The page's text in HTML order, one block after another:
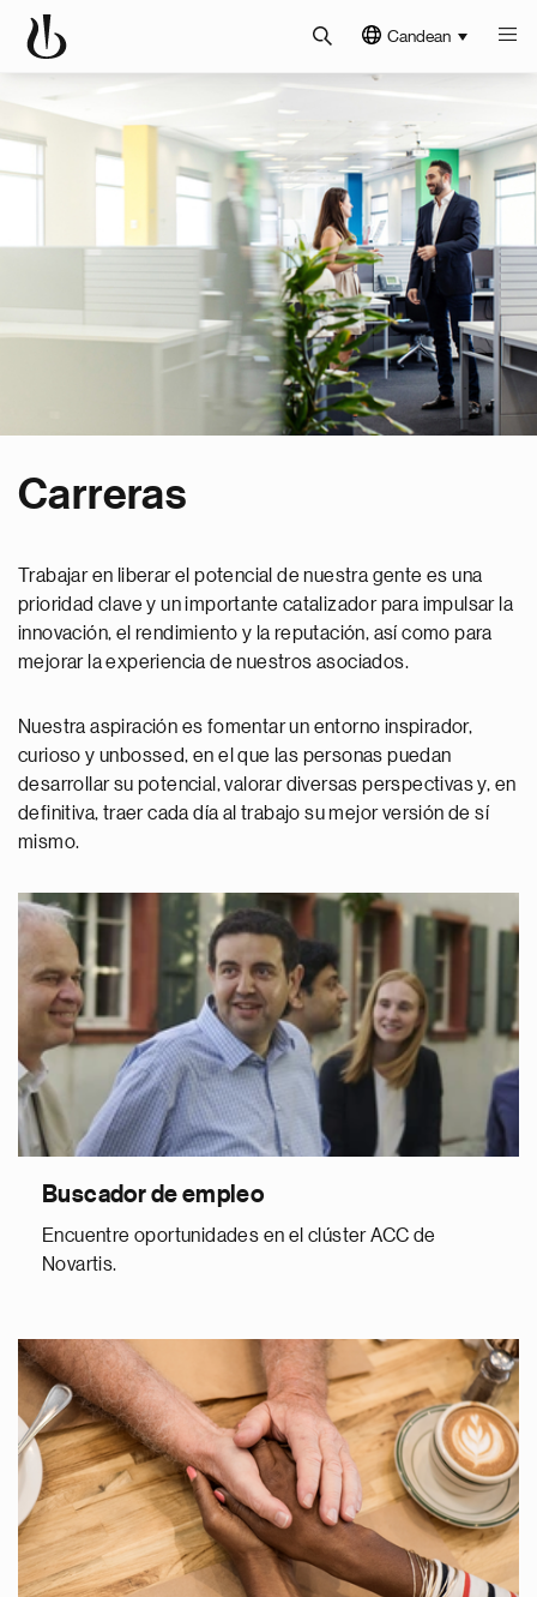
Candean
Carreras
Trabajar en liberar el potencial de nuestra gente es una
prioridad clave y un importante catalizador para impulsar la
innovación, el rendimiento y la reputación, así como para
mejorar la experiencia de nuestros asociados.
Nuestra aspiración es fomentar un entorno inspirador,
curioso y unbossed, en el que las personas puedan
desarrollar su potencial, valorar diversas perspectivas y, en
definitiva, traer cada día al trabajo su mejor versión de sí
mismo.
Buscador de empleo
Encuentre oportunidades en el clúster ACC de
Novartis.